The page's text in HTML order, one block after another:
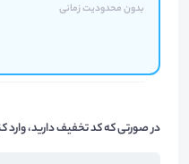
بدون محدودیت زمانی
در صورتی که کد تخفیف دارید، وارد